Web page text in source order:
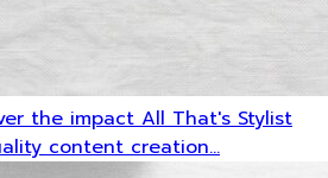
the impact All That's Stylist
content creation…